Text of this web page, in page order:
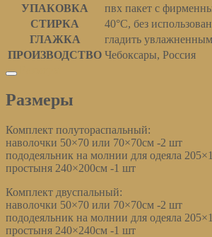
УПАКОВКА
пвх пакет с
СТИРКА
40°С, без
ГЛАЖКА
гладить
ПРОИЗВОДСТВО Чебоксары, Россия
Размеры
Комплект полутораспальный:
наволочки 50×70 или 70×70см -2 шт
пододеяльник на молнии для одеяла
простыня 240×200см -1 шт
Комплект двуспальный:
наволочки 50×70 или 70×70см -2 шт
пододеяльник на молнии для одеяла
простыня 240×240см -1 шт